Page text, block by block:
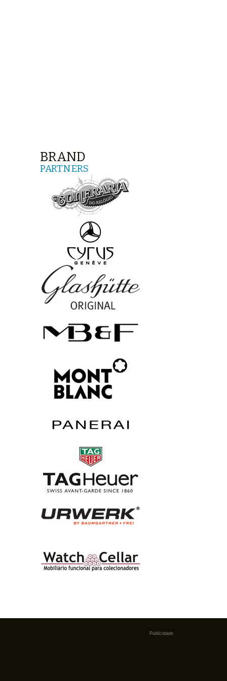
BRAND
PARTNERS
Publicidade